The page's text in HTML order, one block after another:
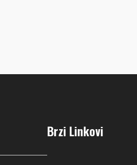
Brzi Linkovi